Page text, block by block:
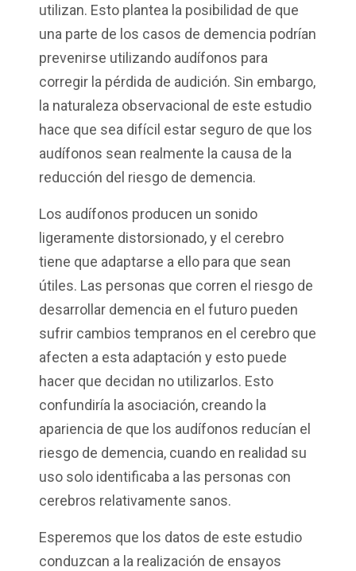
utilizan. Esto plantea la posibilidad de que
una parte de los casos de demencia podrían
prevenirse utilizando audífonos para
corregir la pérdida de audición. Sin embargo,
la naturaleza observacional de este estudio
hace que sea difícil estar seguro de que los
audífonos sean realmente la causa de la
reducción del riesgo de demencia.
Los audífonos producen un sonido
ligeramente distorsionado, y el cerebro
tiene que adaptarse a ello para que sean
útiles. Las personas que corren el riesgo de
desarrollar demencia en el futuro pueden
sufrir cambios tempranos en el cerebro que
afecten a esta adaptación y esto puede
hacer que decidan no utilizarlos. Esto
confundiría la asociación, creando la
apariencia de que los audífonos reducían el
riesgo de demencia, cuando en realidad su
uso solo identificaba a las personas con
cerebros relativamente sanos.
Esperemos que los datos de este estudio
conduzcan a la realización de ensayos